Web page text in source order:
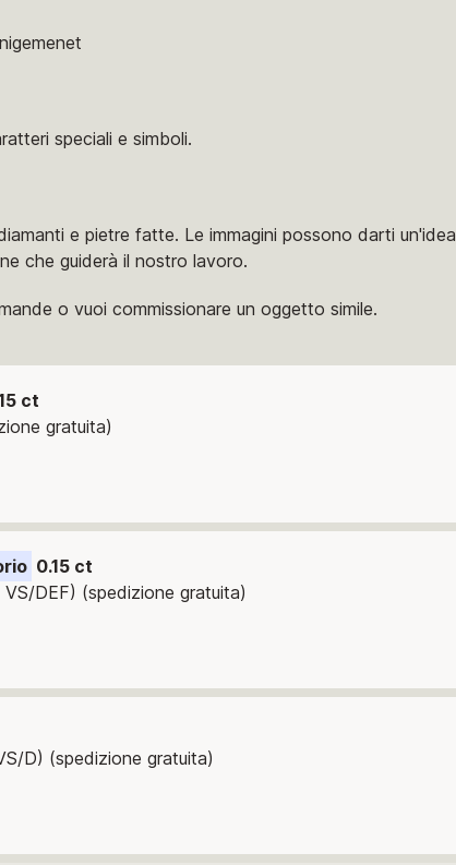
speciali e simboli.
e pietre fatte. Le immagini possono darti un'idea
che guiderà il nostro lavoro.
o vuoi commissionare un oggetto simile.
ct
gratuita)
0.15 ct
DEF) (spedizione gratuita)
D) (spedizione gratuita)